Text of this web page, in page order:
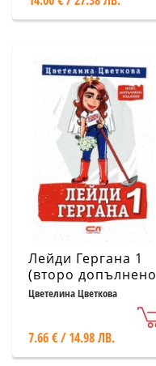
Лейди Гергана 1
(второ допълнено
издание)
Цветелина Цветкова
7.66 € / 14.98 ЛВ.